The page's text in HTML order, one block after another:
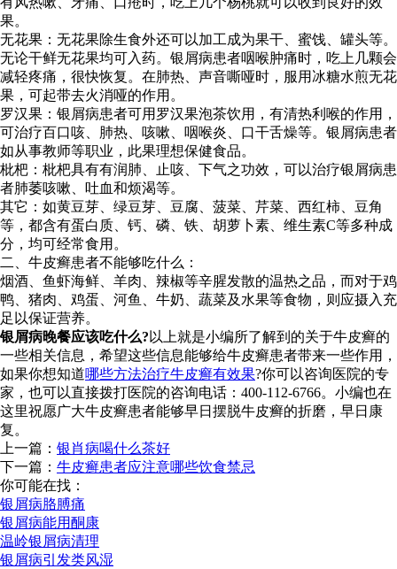
果。
无花果：无花果除生食外还可以加工成为果干、蜜饯、罐头等。
无论干鲜无花果均可入药。银屑病患者咽喉肿痛时，吃上几颗会
减轻疼痛，很快恢复。在肺热、声音嘶哑时，服用冰糖水煎无花
果，可起带去火消哑的作用。
罗汉果：银屑病患者可用罗汉果泡茶饮用，有清热利喉的作用，
可治疗百口咳、肺热、咳嗽、咽喉炎、口干舌燥等。银屑病患者
如从事教师等职业，此果理想保健食品。
枇杷：枇杷具有有润肺、止咳、下气之功效，可以治疗银屑病患
者肺萎咳嗽、吐血和烦渴等。
其它：如黄豆芽、绿豆芽、豆腐、菠菜、芹菜、西红柿、豆角
等，都含有蛋白质、钙、磷、铁、胡萝卜素、维生素C等多种成
分，均可经常食用。
二、牛皮癣患者不能够吃什么：
烟酒、鱼虾海鲜、羊肉、辣椒等辛腥发散的温热之品，而对于鸡
鸭、猪肉、鸡蛋、河鱼、牛奶、蔬菜及水果等食物，则应摄入充
足以保证营养。
银屑病晚餐应该吃什么? 以上就是小编所了解到的关于牛皮癣的
一些相关信息，希望这些信息能够给牛皮癣患者带来一些作用，
如果你想知道哪些方法治疗牛皮癣有效果?你可以咨询医院的专
家，也可以直接拨打医院的咨询电话：400-112-6766。小编也在
这里祝愿广大牛皮癣患者能够早日摆脱牛皮癣的折磨，早日康
复。
上一篇： 银肖病喝什么茶好
下一篇： 牛皮癣患者应注意哪些饮食禁忌
你可能在找：
银屑病胳膊痛
银屑病能用酮康
温岭银屑病清理
银屑病引发类风湿